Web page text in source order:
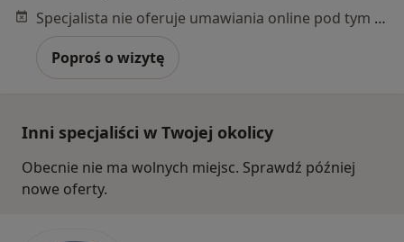
Specjalista nie oferuje umawiania online pod tym adresem.
Poproś o wizytę
Inni specjaliści w Twojej okolicy
Obecnie nie ma wolnych miejsc. Sprawdź później
nowe oferty.